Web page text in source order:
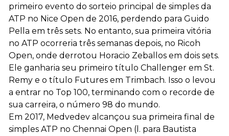
primeiro evento do sorteio principal de simples da
ATP no Nice Open de 2016, perdendo para Guido
Pella em três sets. No entanto, sua primeira vitória
no ATP ocorreria três semanas depois, no Ricoh
Open, onde derrotou Horacio Zeballos em dois sets.
Ele ganharia seu primeiro título Challenger em St.
Remy e o título Futures em Trimbach. Isso o levou
a entrar no Top 100, terminando com o recorde de
sua carreira, o número 98 do mundo.
Em 2017, Medvedev alcançou sua primeira final de
simples ATP no Chennai Open (l. para Bautista